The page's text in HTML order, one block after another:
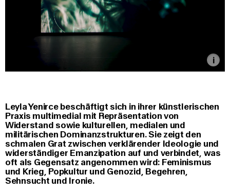
Leyla Yenircebeschäftigt sich in ihrer künstlerischen
Praxis multimedial mit Repräsentation von
Widerstand sowie kulturellen, medialen und
militärischen Dominanzstrukturen. Sie zeigt den
schmalen Grat zwischen verklärender Ideologie und
widerständiger Emanzipation auf und verbindet, was
oft als Gegensatz angenommen wird: Feminismus
und Krieg, Popkultur und Genozid, Begehren,
Sehnsucht und Ironie.